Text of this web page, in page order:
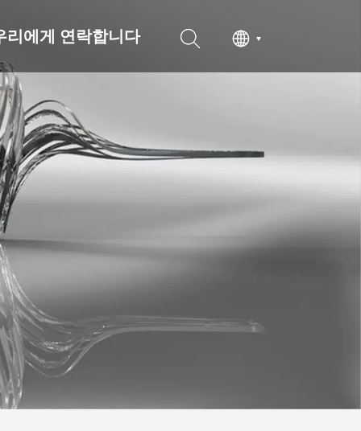
리에게 연락합니다